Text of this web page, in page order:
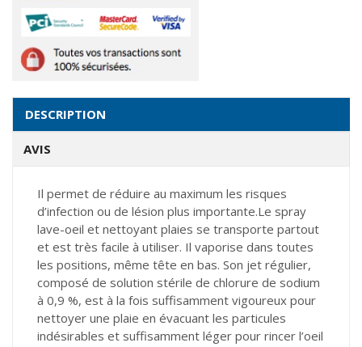
DESCRIPTION
AVIS
Il permet de réduire au maximum les risques
d’infection ou de lésion plus importante.Le spray
lave-oeil et nettoyant plaies se transporte partout
et est très facile à utiliser. Il vaporise dans toutes
les positions, même tête en bas. Son jet régulier,
composé de solution stérile de chlorure de sodium
à 0,9 %, est à la fois suffisamment vigoureux pour
nettoyer une plaie en évacuant les particules
indésirables et suffisamment léger pour rincer l’oeil